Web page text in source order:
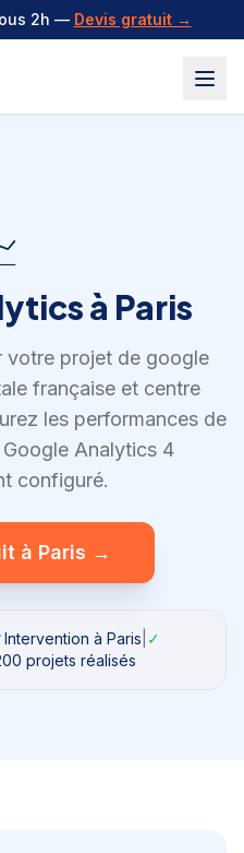
2h — Devis gratuit →
à Paris
votre projet de google
française et centre
les performances de
Analytics 4
configuré.
à Paris →
Intervention à Paris ✓
projets réalisés